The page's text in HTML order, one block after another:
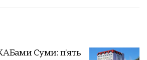
Суми: п'ять